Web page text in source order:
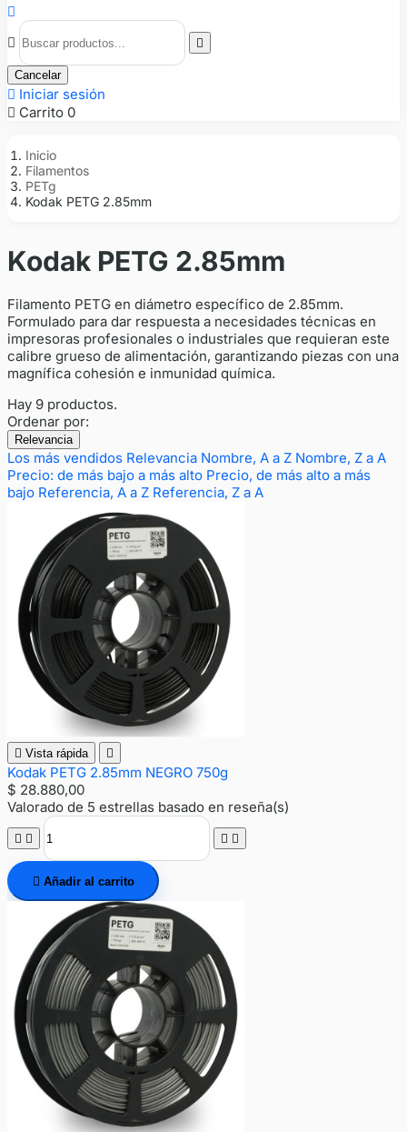



Cancelar
 Iniciar sesión
 Carrito 0
Inicio
Filamentos
PETg
Kodak PETG 2.85mm
Kodak PETG 2.85mm
Filamento PETG en diámetro específico de 2.85mm.
Formulado para dar respuesta a necesidades técnicas en
impresoras profesionales o industriales que requieran este
calibre grueso de alimentación, garantizando piezas con una
magnífica cohesión e inmunidad química.
Hay 9 productos.
Ordenar por:
Relevancia
Los más vendidos Relevancia Nombre, A a Z Nombre, Z a A
Precio: de más bajo a más alto Precio, de más alto a más
bajo Referencia, A a Z Referencia, Z a A
 Vista rápida 
Kodak PETG 2.85mm NEGRO 750g
$ 28.880,00
Valorado de 5 estrellas basado en reseña(s)
   
 Añadir al carrito